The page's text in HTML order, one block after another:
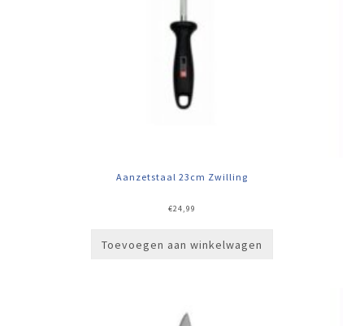
Aanzetstaal 23cm Zwilling
€24,99
Toevoegen aan winkelwagen